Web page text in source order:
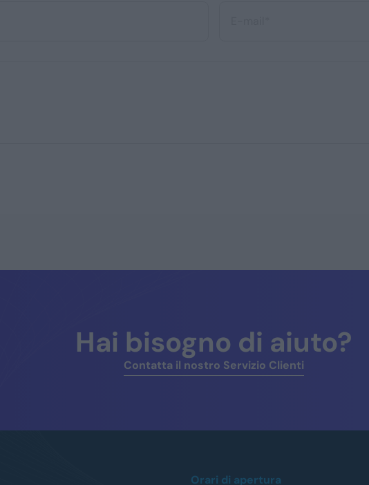
Hai bisogno di aiuto?
Contatta il nostro Servizio Clienti
Orari di apertura